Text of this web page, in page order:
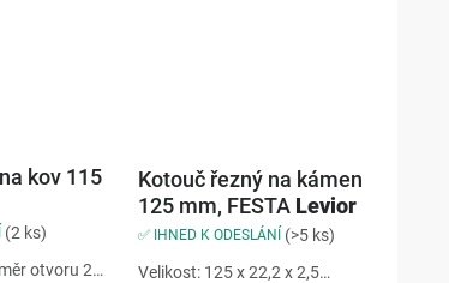
kov 115
(2 ks)
otvoru 22
Kotouč řezný na kámen
125 mm, FESTA Levior
✅ IHNED K ODESLÁNÍ (>5 ks)
Velikost: 125 x 22,2 x 2,5